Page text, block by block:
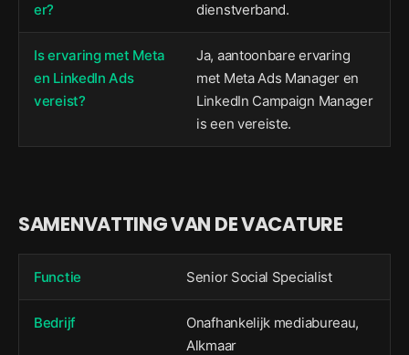
er?
dienstverband.
Is ervaring met Meta
en LinkedIn Ads
vereist?
Ja, aantoonbare ervaring
met Meta Ads Manager en
LinkedIn Campaign Manager
is een vereiste.
SAMENVATTING VAN DE VACATURE
Functie Senior Social Specialist
Bedrijf
Onafhankelijk mediabureau,
Alkmaar